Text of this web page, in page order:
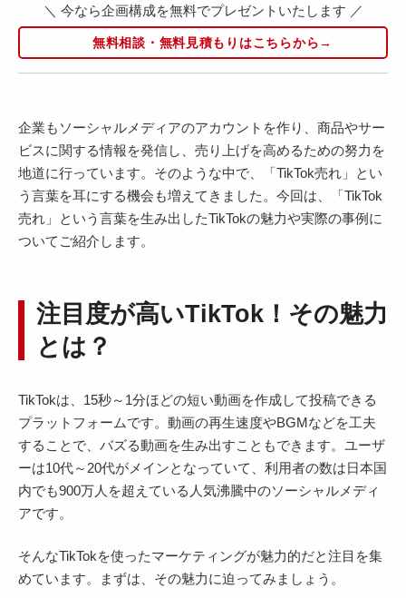
＼ 今なら企画構成を無料でプレゼントいたします ／
無料相談・無料見積もりはこちらから→
企業もソーシャルメディアのアカウントを作り、商品やサー
ビスに関する情報を発信し、売り上げを高めるための努力を
地道に行っています。そのような中で、「TikTok売れ」とい
う言葉を耳にする機会も増えてきました。今回は、「TikTok
売れ」という言葉を生み出したTikTokの魅力や実際の事例に
ついてご紹介します。
注目度が高いTikTok！その魅力
とは？
TikTokは、15秒～1分ほどの短い動画を作成して投稿できる
プラットフォームです。動画の再生速度やBGMなどを工夫
することで、バズる動画を生み出すこともできます。ユーザ
ーは10代～20代がメインとなっていて、利用者の数は日本国
内でも900万人を超えている人気沸騰中のソーシャルメディ
アです。
そんなTikTokを使ったマーケティングが魅力的だと注目を集
めています。まずは、その魅力に迫ってみましょう。